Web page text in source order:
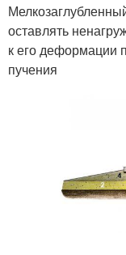
оставлять
к его деформации
пучения